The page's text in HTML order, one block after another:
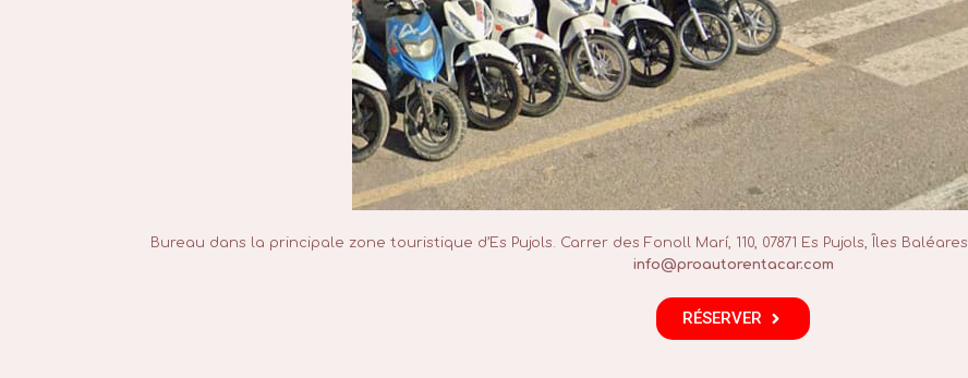
Bureau dans la principale zone touristique d’Es Pujols. Carrer des Fonoll Marí, 110, 07871 Es Pujols, Îles Baléares
info@proautorentacar.com
RÉSERVER